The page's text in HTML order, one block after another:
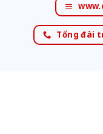
Tổng đài